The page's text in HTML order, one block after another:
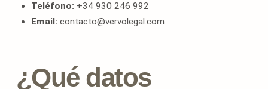
Teléfono: +34 930 246 992
Email: contacto@vervolegal.com
¿Qué datos